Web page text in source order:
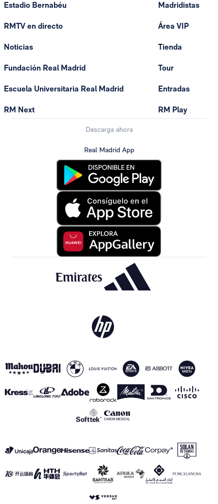
Estadio Bernabéu
RMTV en directo
Noticias
Fundación Real Madrid
Escuela Universitaria Real Madrid
RM Next
Madridistas
Área VIP
Tienda
Tour
Entradas
RM Play
Descarga ahora
Real Madrid App